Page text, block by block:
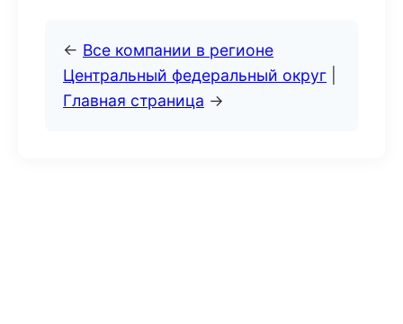
← Все компании в регионе
Центральный федеральный округ
Главная страница →